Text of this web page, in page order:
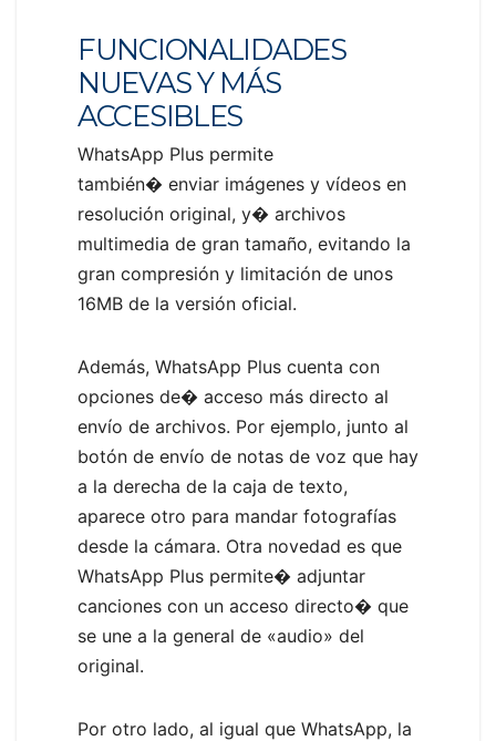
FUNCIONALIDADES
NUEVAS Y MÁS
ACCESIBLES
WhatsApp Plus permite
también� enviar imágenes y vídeos en
resolución original, y� archivos
multimedia de gran tamaño, evitando la
gran compresión y limitación de unos
16MB de la versión oficial.
Además, WhatsApp Plus cuenta con
opciones de� acceso más directo al
envío de archivos. Por ejemplo, junto al
botón de envío de notas de voz que hay
a la derecha de la caja de texto,
aparece otro para mandar fotografías
desde la cámara. Otra novedad es que
WhatsApp Plus permite� adjuntar
canciones con un acceso directo� que
se une a la general de «audio» del
original.
Por otro lado, al igual que WhatsApp, la